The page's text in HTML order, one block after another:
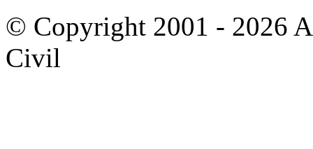
© Copyright 2001 - 2026
Civil